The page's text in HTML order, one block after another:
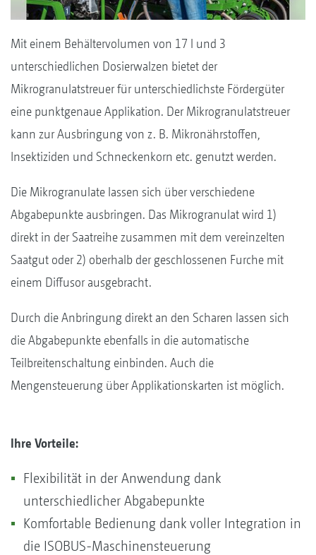
Mit einem Behältervolumen von 17 l und 3
unterschiedlichen Dosierwalzen bietet der
Mikrogranulatstreuer für unterschiedlichste Fördergüter
eine punktgenaue Applikation. Der Mikrogranulatstreuer
kann zur Ausbringung von z. B. Mikronährstoffen,
Insektiziden und Schneckenkorn etc. genutzt werden.
Die Mikrogranulate lassen sich über verschiedene
Abgabepunkte ausbringen. Das Mikrogranulat wird 1)
direkt in der Saatreihe zusammen mit dem vereinzelten
Saatgut oder 2) oberhalb der geschlossenen Furche mit
einem Diffusor ausgebracht.
Durch die Anbringung direkt an den Scharen lassen sich
die Abgabepunkte ebenfalls in die automatische
Teilbreitenschaltung einbinden. Auch die
Mengensteuerung über Applikationskarten ist möglich.
Ihre Vorteile:
Flexibilität in der Anwendung dank
unterschiedlicher Abgabepunkte
Komfortable Bedienung dank voller Integration in
die ISOBUS-Maschinensteuerung